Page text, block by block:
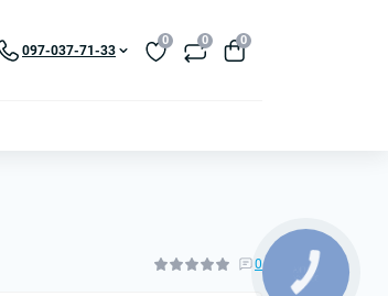
097-037-71-33
0 0 0
0